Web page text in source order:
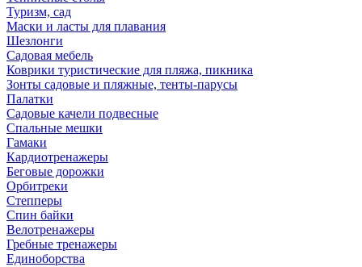
Туризм, сад
Маски и ласты для плавания
Шезлонги
Садовая мебель
Коврики туристические для пляжа, пикника
Зонты садовые и пляжные, тенты-парусы
Палатки
Садовые качели подвесные
Спальные мешки
Гамаки
Кардиотренажеры
Беговые дорожки
Орбитреки
Степперы
Спин байки
Велотренажеры
Гребные тренажеры
Единоборства